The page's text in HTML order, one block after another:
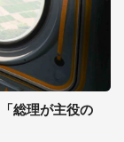
総理が主役の